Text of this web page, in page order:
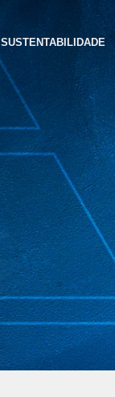
SUSTENTABILIDADE